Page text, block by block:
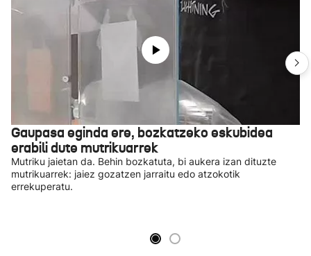
Gaupasa eginda ere, bozkatzeko eskubidea
erabili dute mutrikuarrek
Mutriku jaietan da. Behin bozkatuta, bi aukera izan dituzte
mutrikuarrek: jaiez gozatzen jarraitu edo atzokotik
errekuperatu.